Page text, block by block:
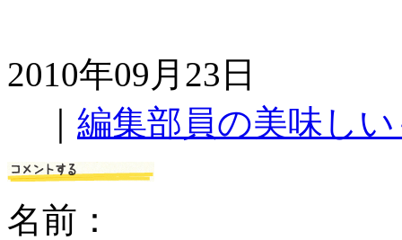
2010年09月23日
編集部員の美味し
名前：